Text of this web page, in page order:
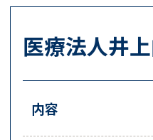
医療法人井
内容